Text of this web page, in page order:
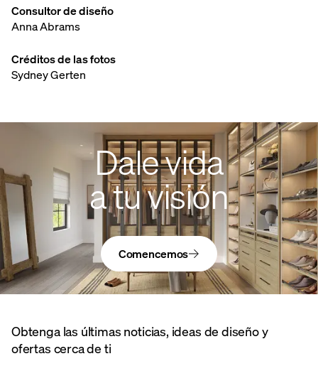
Consultor de diseño
Anna Abrams
Créditos de las fotos
Sydney Gerten
Dale vida
a tu visión
Comencemos
Obtenga las últimas noticias, ideas de diseño y
ofertas cerca de ti